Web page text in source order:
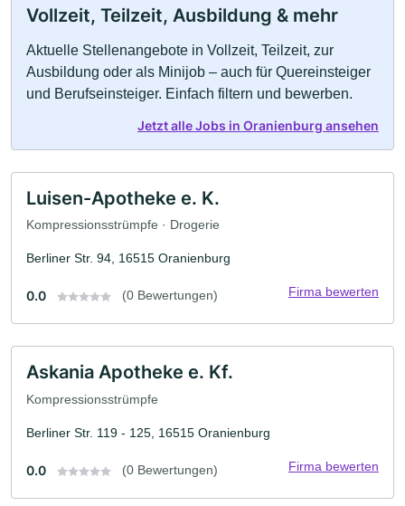
Vollzeit, Teilzeit, Ausbildung & mehr
Aktuelle Stellenangebote in Vollzeit, Teilzeit, zur
Ausbildung oder als Minijob – auch für Quereinsteiger
und Berufseinsteiger. Einfach filtern und bewerben.
Jetzt alle Jobs in Oranienburg ansehen
Luisen-Apotheke e. K.
Kompressionsstrümpfe · Drogerie
Berliner Str. 94, 16515 Oranienburg
0.0 (0 Bewertungen) Firma bewerten
Askania Apotheke e. Kf.
Kompressionsstrümpfe
Berliner Str. 119 - 125, 16515 Oranienburg
0.0 (0 Bewertungen) Firma bewerten